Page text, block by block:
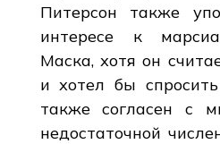
Питерсон также
интересе к
Маска, хотя он
и хотел бы
также согласен с
недостаточной